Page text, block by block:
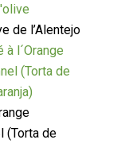
de l’Alentejo
(Torta de